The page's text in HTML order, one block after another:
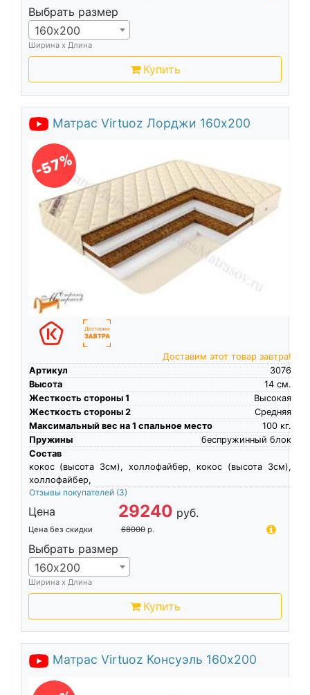
Выбрать размер
160х200
Ширина х Длина
Купить
Матрас Virtuoz Лорджи 160х200
-57%
Доставим этот товар завтра!
Артикул
3076
Высота
см.
14
Жесткость стороны 1
Высокая
Жесткость стороны 2
Средняя
Максимальный вес на 1 спальное место
кг.
100
Пружины
беспружинный блок
Состав
кокос (высота 3см), холлофайбер, кокос (высота 3см),
холлофайбер,
Отзывы покупателей (3)
Цена 29240 руб.
Цена без скидки 68000 р.
Выбрать размер
160х200
Ширина х Длина
Купить
Матрас Virtuoz Консуэль 160х200